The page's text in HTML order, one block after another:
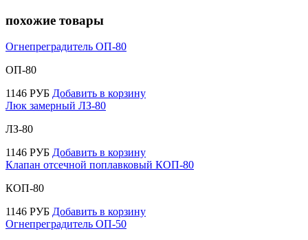
похожие товары
Огнепреградитель ОП-80
ОП-80
1146 РУБ Добавить в корзину
Люк замерный ЛЗ-80
ЛЗ-80
1146 РУБ Добавить в корзину
Клапан отсечной поплавковый КОП-80
КОП-80
1146 РУБ Добавить в корзину
Огнепреградитель ОП-50